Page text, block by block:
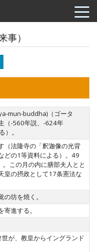
事）
mun-buddha)（ゴータ
（-560年説、-624年
。
（法隆寺の「釈迦像の光背
どの1等資料による）。49
この月の内に膳部夫人とと
皇の摂政として17条憲法な
坊を焼く。
進する。
が、教皇からイングランド